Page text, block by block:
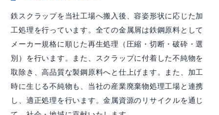
鉄スクラップを当社工場へ搬入後、容姿形状に応じた加
工処理を行っています。全ての金属屑は鉄鋼原料として
メーカー規格に順じた再生処理（圧縮・切断・破砕・選
別）を行います。また、スクラップに付着した不純物を
取除き、高品質な製鋼原料へと仕上げます。また、加工
時に生じる不純物も、当社の産業廃棄物処理工場と連携
し、適正処理を行います。金属資源のリサイクルを通じ